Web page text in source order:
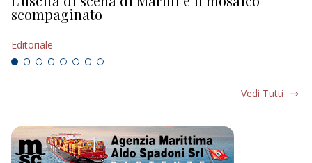
scompaginato
Editoriale
Vedi Tutti